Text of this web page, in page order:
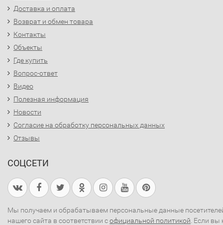
Доставка и оплата
Возврат и обмен товара
Контакты
Объекты
Где купить
Вопрос-ответ
Видео
Полезная информация
Новости
Согласие на обработку персональных данных
Отзывы
СОЦСЕТИ
Мы получаем и обрабатываем персональные данные
нашего сайта в соответствии софициальной политикой . Если вы